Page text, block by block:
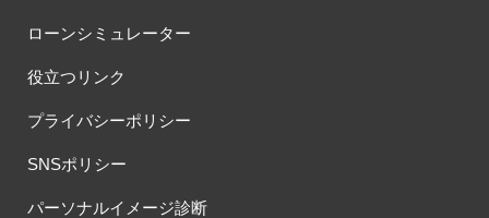
ローンシミュレーター
役立つリンク
プライバシーポリシー
SNSポリシー
パーソナルイメージ診断